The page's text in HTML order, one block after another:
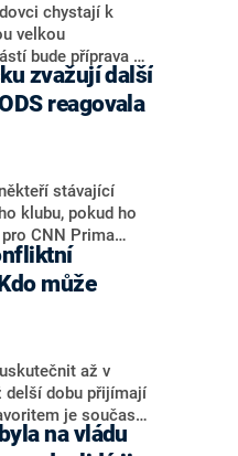
chystají k
velkou
bude příprava na
setkání s novináři
Ten zároveň v
Popsal i
nebo političtí
„Je to
vlády. Ministři s
ale ukazovat
dotaz CNN Prima
reagovala
stávající
klubu, pokud ho
CNN Prima
hejtman
by takto mohl
je dnes
to na dotaz
ODS
s odchodem
Česko není
může
až v
delší dobu přijímají
je současná
pak bookmakeři
na vládu